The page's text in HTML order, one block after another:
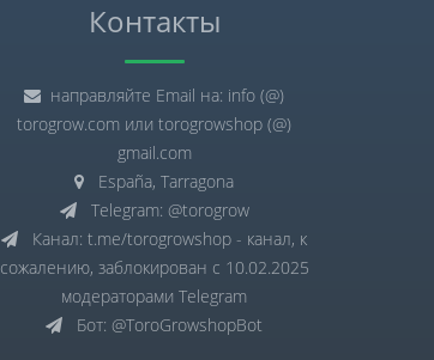
Контакты
направляйте Email на: info (@)
torogrow.com или torogrowshop (@)
gmail.com
España, Tarragona
Telegram: @torogrow
Канал: t.me/torogrowshop - канал, к
сожалению, заблокирован с 10.02.2025
модераторами Telegram
Бот: @ToroGrowshopBot